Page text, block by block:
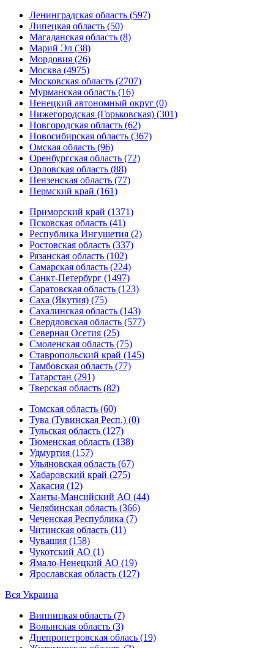
Ленинградская область (597)
Липецкая область (50)
Магаданская область (8)
Марий Эл (38)
Мордовия (26)
Москва (4975)
Московская область (2707)
Мурманская область (16)
Ненецкий автономный округ (0)
Нижегородская (Горьковская) (301)
Новгородская область (62)
Новосибирская область (367)
Омская область (96)
Оренбургская область (72)
Орловская область (88)
Пензенская область (77)
Пермский край (161)
Приморский край (1371)
Псковская область (41)
Республика Ингушетия (2)
Ростовская область (337)
Рязанская область (102)
Самарская область (224)
Санкт-Петербург (1497)
Саратовская область (123)
Саха (Якутия) (75)
Сахалинская область (143)
Свердловская область (577)
Северная Осетия (25)
Смоленская область (75)
Ставропольский край (145)
Тамбовская область (77)
Татарстан (291)
Тверская область (82)
Томская область (60)
Тува (Тувинская Респ.) (0)
Тульская область (127)
Тюменская область (138)
Удмуртия (157)
Ульяновская область (67)
Хабаровский край (275)
Хакасия (12)
Ханты-Мансийский АО (44)
Челябинская область (366)
Чеченская Республика (7)
Читинская область (11)
Чувашия (158)
Чукотский АО (1)
Ямало-Ненецкий АО (19)
Ярославская область (127)
Вся Украина
Винницкая область (7)
Волынская область (3)
Днепропетровская облась (19)